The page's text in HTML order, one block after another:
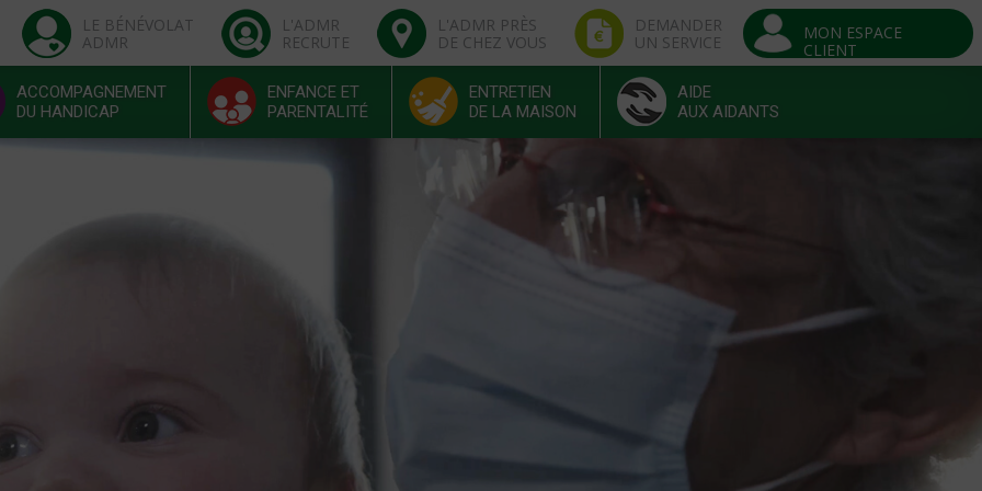
LE BÉNÉVOLAT
ADMR
L'ADMR
RECRUTE
L'ADMR PRÈS
DE CHEZ VOUS
DEMANDER
UN SERVICE
MON ESPACE
CLIENT
ACCOMPAGNEMENT
DU HANDICAP
ENFANCE ET
PARENTALITÉ
ENTRETIEN
DE LA MAISON
AIDE
AUX AIDANTS